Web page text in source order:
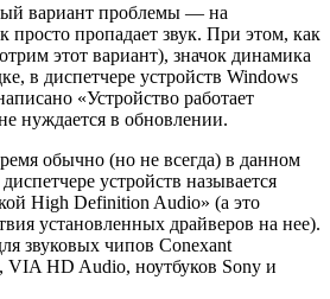
вариант проблемы — на
просто пропадает звук. При этом, как
этот вариант), значок динамика
в диспетчере устройств Windows
«Устройство работает
нуждается в обновлении.
обычно (но не всегда) в данном
устройств называется
High Definition Audio» (а это
установленных драйверов на нее).
звуковых чипов Conexant
VIA HD Audio, ноутбуков Sony и